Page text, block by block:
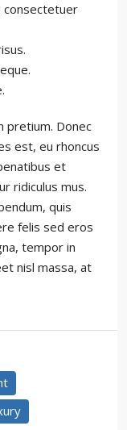
consectetuer
pretium. Donec
est, eu rhoncus
et
ridiculus mus.
quis
felis sed eros
tempor in
nisl massa, at